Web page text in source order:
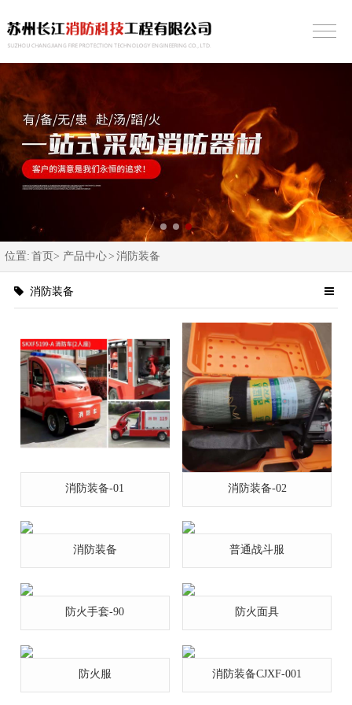
位置: 首页> 产品中心> 消防装备
消防装备
消防装备-01 消防装备-02
消防装备 普通战斗服
防火手套-90 防火面具
防火服 消防装备CJXF-001